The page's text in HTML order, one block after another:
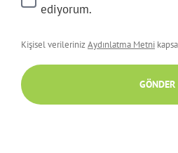
ediyorum.
Kişisel verilerinizAydınlatma Metni
GÖNDER